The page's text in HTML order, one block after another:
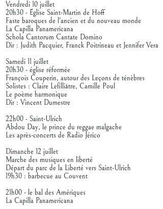
Vendredi 10 juillet
20h30 - Église Saint-Martin de Hoff
Faste baroques de l'ancien et du nouveau monde
La Capilla Panamericana
Schola Cantorum Cantate Domino
Dir : Judith Pacquier, Franck Poitrineau et Jennifer Vera
Samedi 11 juillet
20h30 - église réformée
François Couperin, autour des Leçons de ténèbres
Solistes : Claire Lefilliâtre, Camille Poul
Le poème harmonique
Dir : Vincent Dumestre
22h00 - Saint-Ulrich
Abdou Day, le prince du reggae malgache
Les après-concerts de Radio Jérico
Dimanche 12 juillet
Marche des musiques en liberté
Départ du parc de la Liberté vers Saint-Ulrich
19h30 : barbecue au Couvent
21h00 - le bal des Amériques
La Capilla Panamericana